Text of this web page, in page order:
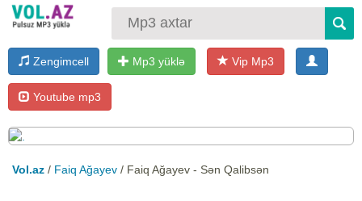
Zengimcell Mp3 yüklə Vip Mp3
Youtube mp3
Vol.az / Faiq Ağayev / Faiq Ağayev - Sən Qalibsən